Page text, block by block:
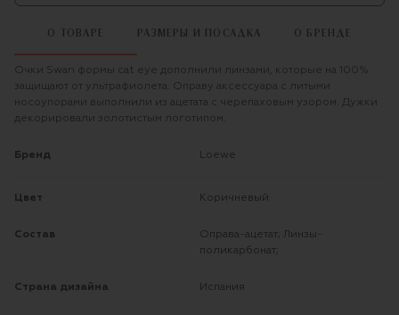
О ТОВАРЕ РАЗМЕРЫ И ПОСАДКА О БРЕНДЕ
Очки Swan формы cat eye дополнили линзами, которые на 100%
защищают от ультрафиолета. Оправу аксессуара с литыми
носоупорами выполнили из ацетата с черепаховым узором. Дужки
декорировали золотистым логотипом.
Бренд Loewe
Цвет Коричневый
Состав
Оправа-ацетат; Линзы-
поликарбонат;
Страна дизайна Испания